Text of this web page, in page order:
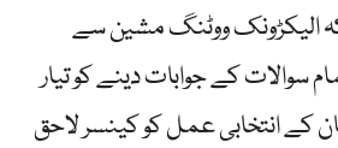
کہ الیکڑونک ووٹنگ مشین سے
سوالات کے جوابات دینے کو تیار
کے انتخابی عمل کو کینسر لاحق